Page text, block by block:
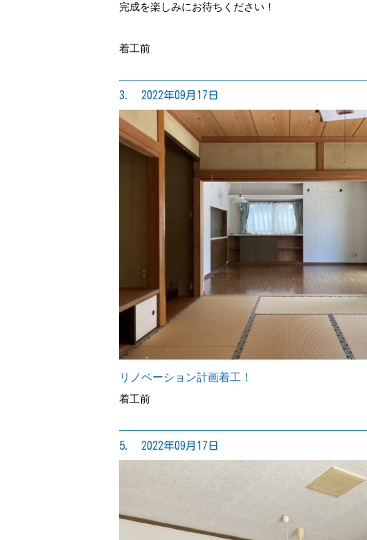
完成を楽しみにお待ちください！
着工前
3. 2022年09月17日
リノベーション計画着工！
着工前
5. 2022年09月17日